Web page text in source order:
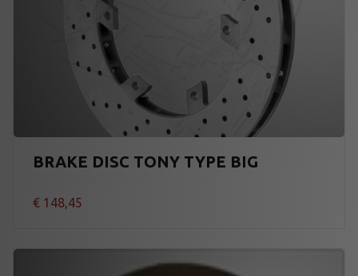
BRAKE DISC TONY TYPE BIG
€ 148,45